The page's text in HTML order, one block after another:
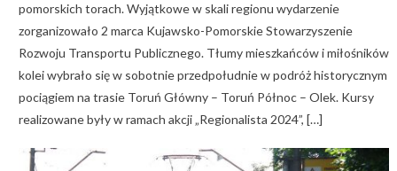
pomorskich torach. Wyjątkowe w skali regionu wydarzenie
zorganizowało 2 marca Kujawsko-Pomorskie Stowarzyszenie
Rozwoju Transportu Publicznego. Tłumy mieszkańców i miłośników
kolei wybrało się w sobotnie przedpołudnie w podróż historycznym
pociągiem na trasie Toruń Główny – Toruń Północ – Olek. Kursy
realizowane były w ramach akcji „Regionalista 2024”, […]